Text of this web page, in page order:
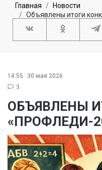
Главная
Новости
Объявлены итоги
14:55
30 мая 2026
3
ОБЪЯВЛЕНЫ
«ПРОФЛЕДИ-